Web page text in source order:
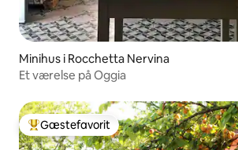
Minihus i Rocchetta Nervina
Et værelse på Oggia
Bedste gæstefavorit
Gæstefavorit